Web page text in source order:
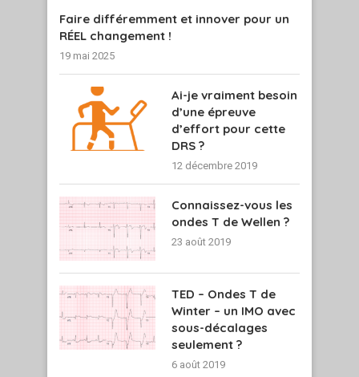
Faire différemment et innover pour un
RÉEL changement !
19 mai 2025
Ai-je vraiment besoin
d’une épreuve
d’effort pour cette
DRS ?
12 décembre 2019
Connaissez-vous les
ondes T de Wellen ?
23 août 2019
TED – Ondes T de
Winter – un IMO avec
sous-décalages
seulement ?
6 août 2019